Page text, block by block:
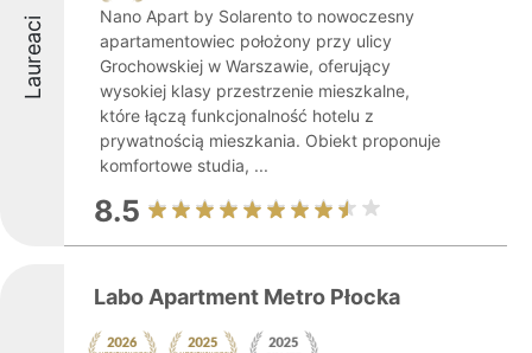
Laureaci
Nano Apart by Solarento to nowoczesny
apartamentowiec położony przy ulicy
Grochowskiej w Warszawie, oferujący
wysokiej klasy przestrzenie mieszkalne,
które łączą funkcjonalność hotelu z
prywatnością mieszkania. Obiekt proponuje
komfortowe studia, ...
8.5
Labo Apartment Metro Płocka